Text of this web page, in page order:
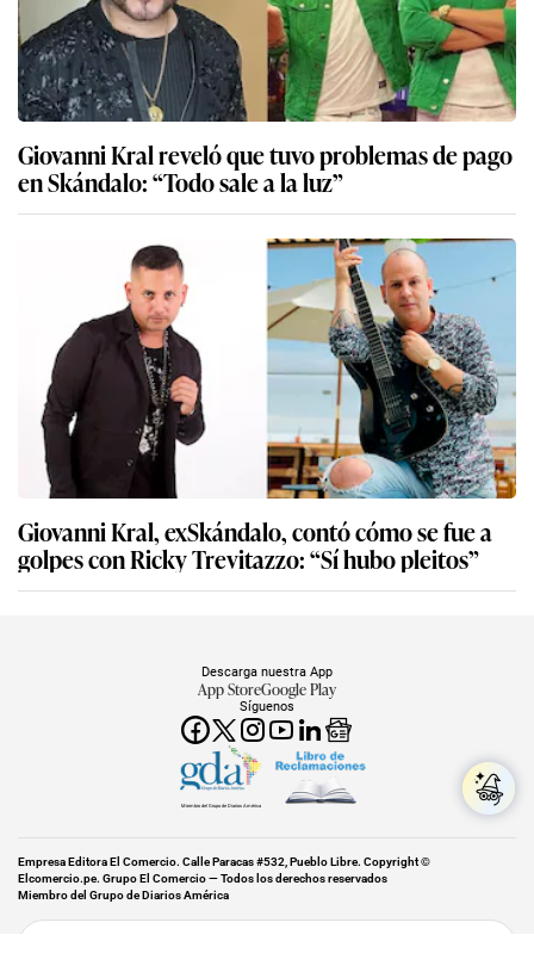
Giovanni Kral reveló que tuvo problemas de pago
en Skándalo: “Todo sale a la luz”
Giovanni Kral, exSkándalo, contó cómo se fue a
golpes con Ricky Trevitazzo: “Sí hubo pleitos”
Síguenos
Descarga nuestra App
App StoreGoogle Play
Miembro del Grupo de Diarios América
Empresa Editora El Comercio. Calle Paracas #532, Pueblo Libre. Copyright ©
Elcomercio.pe. Grupo El Comercio — Todos los derechos reservados
Miembro del Grupo de Diarios América